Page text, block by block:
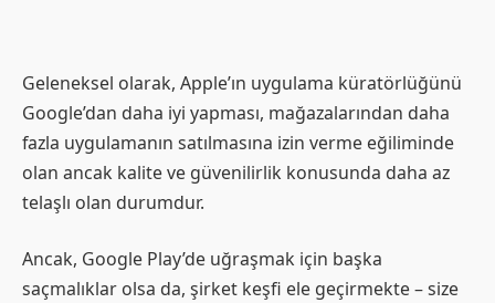
Geleneksel olarak, Apple’ın uygulama küratörlüğünü
Google’dan daha iyi yapması, mağazalarından daha
fazla uygulamanın satılmasına izin verme eğiliminde
olan ancak kalite ve güvenilirlik konusunda daha az
telaşlı olan durumdur.
Ancak, Google Play’de uğraşmak için başka
saçmalıklar olsa da, şirket keşfi ele geçirmekte – size